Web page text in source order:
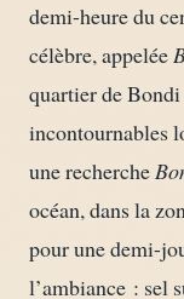
demi-heure du
célèbre, appelée
quartier de
incontournables
une recherche
océan, dans la
pour une demi-
l’ambiance : sel